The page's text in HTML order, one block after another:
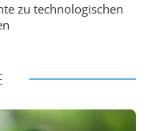
zu technologischen